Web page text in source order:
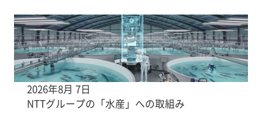
2026年8月 7日
NTTグループの「水産」への取組み